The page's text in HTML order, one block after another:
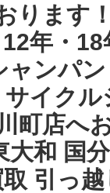
ります
年・
ンパ
イク
町店へ
大和 国
引っ